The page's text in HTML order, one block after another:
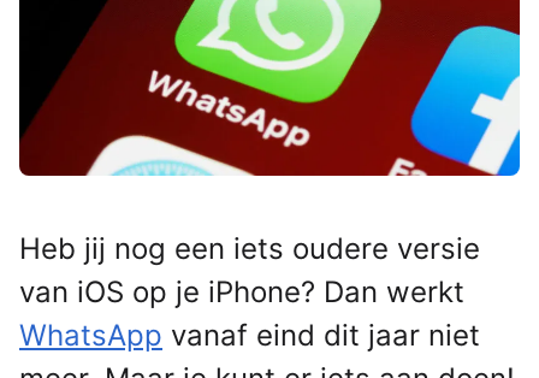
Heb jij nog een iets oudere versie
van iOS op je iPhone? Dan werkt
WhatsApp vanaf eind dit jaar niet